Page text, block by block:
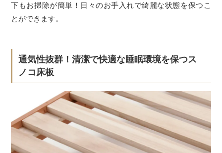
下もお掃除が簡単！日々のお手入れで綺麗な状態を保つこ
とができます。
通気性抜群！清潔で快適な睡眠環境を保つス
ノコ床板